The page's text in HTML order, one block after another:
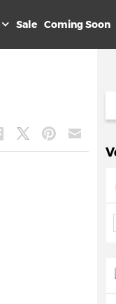
Sale Coming Soon